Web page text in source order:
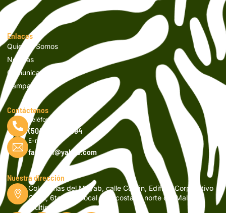
Enlaces
Quienes Somos
Noticias
Comunicados
Campañas
Contáctenos
Teléfono
(504) 2262-9994
E-mail
fapvsicf@yahoo.com
Nuestra dirección
Col. Lomas del Mayab, calle Copán, Edificio Corporativo
Orión, 6to nivel, local 601, costado norte del Mall
Multiplaza